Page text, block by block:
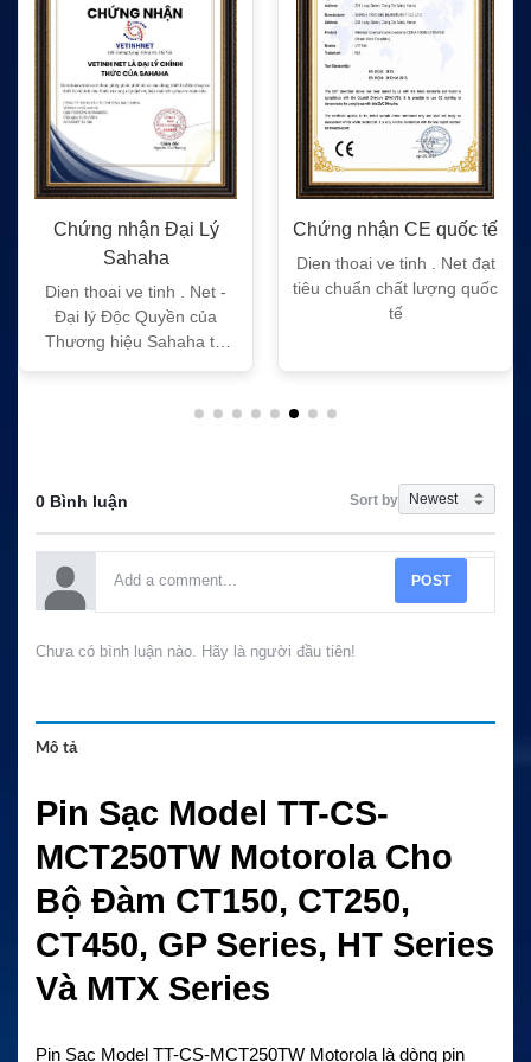
250, MTX9250, P040, P080,
P88s, PR860, PRO3150, PR
O5150, PRO7150, PRO735
0, PRO7750 và PRO9150
Hãng sản xuất
CS / Pin thay thế tương thích
Motorola
Bảo hành 1 năm
Chứng nhận Đại Lý
Sahaha
Dien thoai ve tinh . Net -
Đại lý Độc Quyền của
Thương hiệu Sahaha tại
Chứng nhận CE quốc tế
Dien thoai ve tinh . Net đạt
tiêu chuẩn chất lượng quốc
tế
0 Bình luận Sort by
POST
Chưa có bình luận nào. Hãy là người đầu tiên!
Mô tả
Pin Sạc Model TT-CS-
MCT250TW Motorola Cho
Bộ Đàm CT150, CT250,
CT450, GP Series, HT Series
Và MTX Series
Pin Sạc Model TT-CS-MCT250TW Motorola là dòng pin